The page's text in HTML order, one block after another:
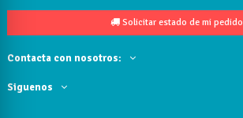
Solicitar estado de mi pedido
Contacta con nosotros:
Siguenos